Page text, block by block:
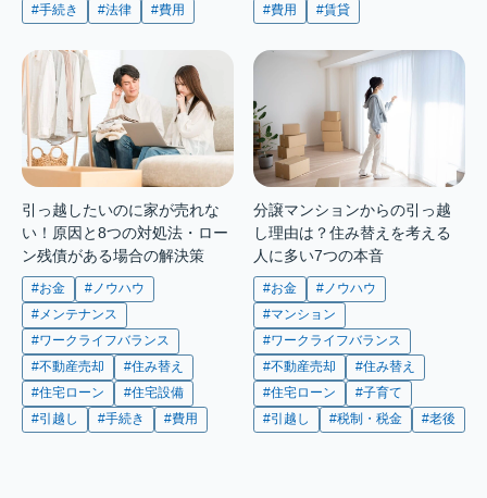
#手続き
#法律 #費用
#費用
#賃貸
引っ越したいのに家が売れな
い！原因と8つの対処法・ロー
ン残債がある場合の解決策
#お金
#ノウハウ
#メンテナンス
#ワークライフバランス
#不動産売却
#住み替え
#住宅ローン
#住宅設備
#引越し
#手続き #費用
分譲マンションからの引っ越
し理由は？住み替えを考える
人に多い7つの本音
#お金
#ノウハウ
#マンション
#ワークライフバランス
#不動産売却
#住み替え
#住宅ローン
#子育て
#引越し
#税制・税金 #老後